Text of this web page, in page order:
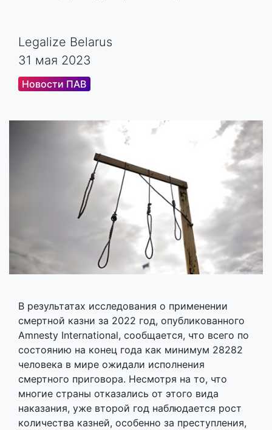
Legalize Belarus
31 мая 2023
Новости ПАВ
В результатах исследования о применении
смертной казни за 2022 год, опубликованного
Amnesty International, сообщается, что всего по
состоянию на конец года как минимум 28282
человека в мире ожидали исполнения
смертного приговора. Несмотря на то, что
многие страны отказались от этого вида
наказания, уже второй год наблюдается рост
количества казней, особенно за преступления,